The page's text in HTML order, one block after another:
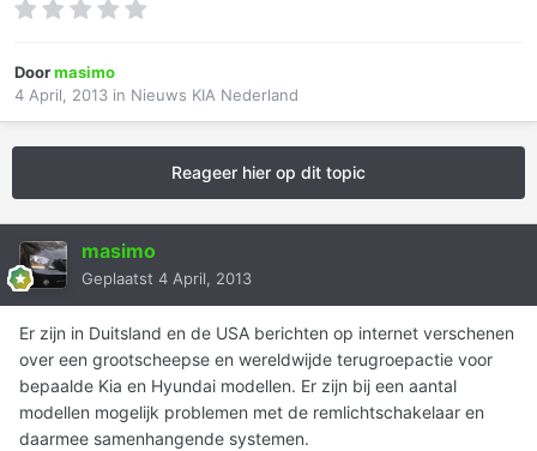
Doormasimo
4 April, 2013 in Nieuws KIA Nederland
Reageer hier op dit topic
masimo
Geplaatst 4 April, 2013
Er zijn in Duitsland en de USA berichten op internet verschenen
over een grootscheepse en wereldwijde terugroepactie voor
bepaalde Kia en Hyundai modellen. Er zijn bij een aantal
modellen mogelijk problemen met de remlichtschakelaar en
daarmee samenhangende systemen.